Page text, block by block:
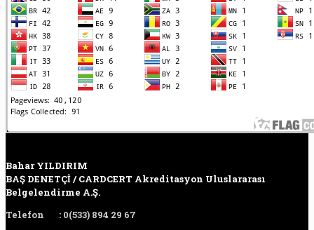
Bahar YILDIRIM
BAŞ DENETÇİ / CARDCERT Akreditasyon Uluslararası
Belgelendirme A.Ş.
Telefon
: 0(533) 894 29 67